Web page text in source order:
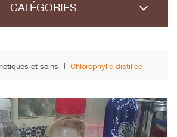
CATÉGORIES
et soins Chlorophylle distillée